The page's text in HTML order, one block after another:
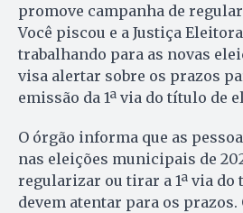
promove campanha de
Você piscou e a Justiça
trabalhando para as novas
visa alertar sobre os prazos
emissão da 1ª via do título de
O órgão informa que as
nas eleições municipais de
regularizar ou tirar a 1ª via
devem atentar para os prazos.